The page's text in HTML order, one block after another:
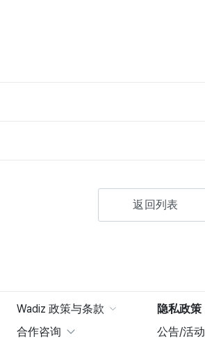
返回列表
Wadiz 政策与条款
隐私政策
合作咨询
公告/活动